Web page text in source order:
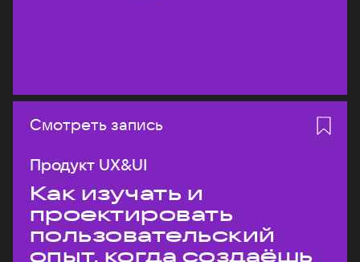
Смотреть запись
Продукт UX&UI
Как изучать и
проектировать
пользовательский
опыт, когда создаёшь